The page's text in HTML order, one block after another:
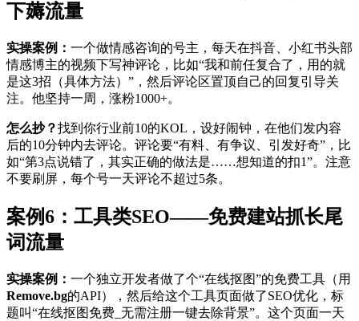
下薅流量
实操案例： 一个做情感咨询的号主，每天在抖音、小红书头部
情感博主的视频下写神评论，比如“我和前任复合了，用的就
是这3招（具体方法）”，然后评论区置顶自己的回复引导关
注。他坚持一周，涨粉1000+。
怎么抄？找到你行业前10的KOL，设好闹钟，在他们发内容
后的10分钟内去评论。评论要“有料、有争议、引发好奇”，比
如“第3点说错了，其实正确的做法是……想知道的扣1”。注意
不要刷屏，每个号一天评论不超过5条。
案例6：工具类SEO——免费建站抓长尾
词流量
实操案例： 一个独立开发者做了个“在线抠图”的免费工具（用
Remove.bg的API），然后给这个工具页面做了SEO优化，标
题叫“在线抠图免费_无需注册一键去除背景”。这个页面一天